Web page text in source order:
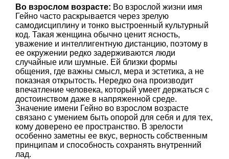
Во взрослом возрасте: Во взрослой жизни имя
Гейно часто раскрывается через зрелую
самодисциплину и тонко выстроенный культурный
код. Такая женщина обычно ценит ясность,
уважение и интеллигентную дистанцию, поэтому в
ее окружении редко задерживаются люди
случайные или шумные. Ей близки формы
общения, где важны смысл, мера и эстетика, а не
показная открытость. Нередко она производит
впечатление человека, который умеет держаться с
достоинством даже в напряженной среде.
Значение имени Гейно во взрослом возрасте
связано с умением быть опорой для себя и для тех,
кому доверено ее пространство. В зрелости
особенно заметны ее вкус, верность собственным
принципам и способность сохранять внутренний
лад.